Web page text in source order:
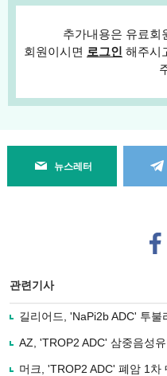
추가내용은 유료회
회원이시면 로그인 해주시
뉴스레터
페
이
로
기
사
유
관련기사
길리어드, 'NaPi2b ADC' 투불
AZ, 'TROP2 ADC' 삼중음성
머크, 'TROP2 ADC' 폐암 1차